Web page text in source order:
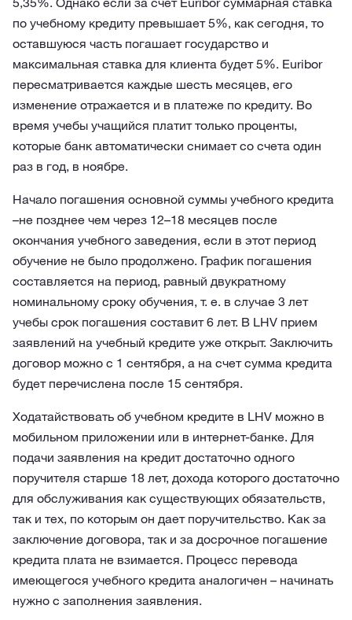
по учебному кредиту превышает 5%, как сегодня, то
оставшуюся часть погашает государство и
максимальная ставка для клиента будет 5%. Euribor
пересматривается каждые шесть месяцев, его
изменение отражается и в платеже по кредиту. Во
время учебы учащийся платит только проценты,
которые банк автоматически снимает со счета один
раз в год, в ноябре.
Начало погашения основной суммы учебного кредита
–не позднее чем через 12–18 месяцев после
окончания учебного заведения, если в этот период
обучение не было продолжено. График погашения
составляется на период, равный двукратному
номинальному сроку обучения, т. е. в случае 3 лет
учебы срок погашения составит 6 лет. В LHV прием
заявлений на учебный кредите уже открыт. Заключить
договор можно с 1 сентября, а на счет сумма кредита
будет перечислена после 15 сентября.
Ходатайствовать об учебном кредите в LHV можно в
мобильном приложении или в интернет-банке. Для
подачи заявления на кредит достаточно одного
поручителя старше 18 лет, дохода которого достаточно
для обслуживания как существующих обязательств,
так и тех, по которым он дает поручительство. Как за
заключение договора, так и за досрочное погашение
кредита плата не взимается. Процесс перевода
имеющегося учебного кредита аналогичен – начинать
нужно с заполнения заявления.